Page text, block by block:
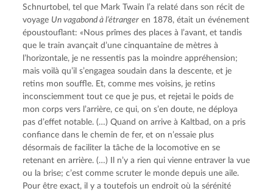
Schnurtobel, tel que Mark Twain l’a relaté dans son récit de
voyage Un vagabond à l’étranger en 1878, était un événement
époustouflant: «Nous prîmes des places à l’avant, et tandis
que le train avançait d’une cinquantaine de mètres à
l’horizontale, je ne ressentis pas la moindre appréhension;
mais voilà qu’il s’engagea soudain dans la descente, et je
retins mon souffle. Et, comme mes voisins, je retins
inconsciemment tout ce que je pus, et rejetai le poids de
mon corps vers l’arrière, ce qui, on s’en doute, ne déploya
pas d’effet notable. (…) Quand on arrive à Kaltbad, on a pris
confiance dans le chemin de fer, et on n’essaie plus
désormais de faciliter la tâche de la locomotive en se
retenant en arrière. (…) Il n’y a rien qui vienne entraver la vue
ou la brise; c’est comme scruter le monde depuis une aile.
Pour être exact, il y a toutefois un endroit où la sérénité